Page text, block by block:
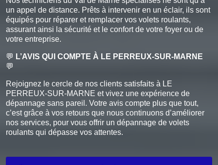
un appel de distance. Prêts à intervenir en un éclair, ils sont
équipés pour réparer et remplacer vos volets roulants,
assurant ainsi la sécurité et le confort de votre foyer ou de
votre entreprise.
💬 L’AVIS QUI COMPTE À LE PERREUX-SUR-MARNE
💬
Rejoignez le cercle de nos clients satisfaits à LE
PERREUX-SUR-MARNE et vivez une expérience de
dépannage sans pareil. Votre avis compte plus que tout,
c’est grâce à vos retours que nous continuons d’améliorer
nos services, pour vous offrir un dépannage de volets
roulants qui dépasse vos attentes.